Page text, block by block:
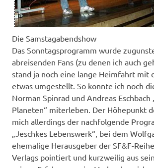
Die Samstagabendshow
Das Sonntagsprogramm wurde
abreisenden Fans (zu denen ich auch
stand ja noch eine lange Heimfahrt mit
etwas umgestellt. So konnte ich noch
Norman Spinrad und Andreas Eschbach
Planeten“ miterleben. Der Höhepunkt
mich allerdings der nachfolgende
„Jeschkes Lebenswerk“, bei dem
ehemalige Herausgeber der SF&F-
Verlags pointiert und kurzweilig aus